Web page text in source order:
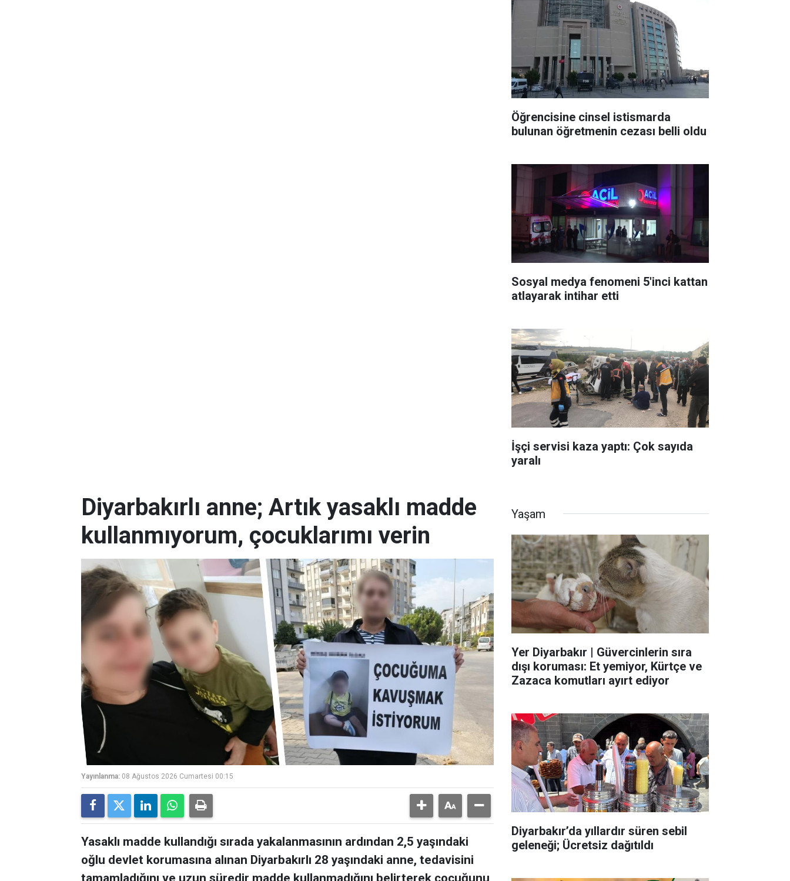
Öğrencisine cinsel istismarda
bulunan öğretmenin cezası belli oldu
Sosyal medya fenomeni 5'inci kattan
atlayarak intihar etti
İşçi servisi kaza yaptı: Çok sayıda
yaralı
Diyarbakırlı anne; Artık yasaklı madde
kullanmıyorum, çocuklarımı verin
Yayınlanma: 08 Ağustos 2026 Cumartesi 00:15
Yasaklı madde kullandığı sırada yakalanmasının ardından 2,5 yaşındaki
oğlu devlet korumasına alınan Diyarbakırlı 28 yaşındaki anne, tedavisini
tamamladığını ve uzun süredir madde kullanmadığını belirterek çocuğunu
Yaşam
Yer Diyarbakır | Güvercinlerin sıra
dışı koruması: Et yemiyor, Kürtçe ve
Zazaca komutları ayırt ediyor
Diyarbakır’da yıllardır süren sebil
geleneği; Ücretsiz dağıtıldı